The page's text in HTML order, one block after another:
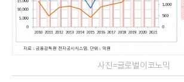
사진=글로벌이코노믹